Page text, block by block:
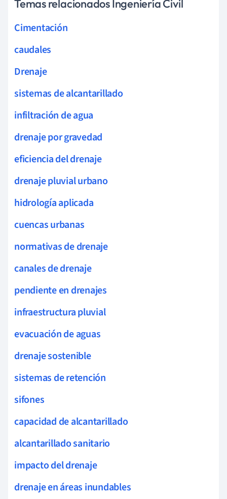
Temas relacionados Ingeniería Civil
Cimentación
caudales
Drenaje
sistemas de alcantarillado
infiltración de agua
drenaje por gravedad
eficiencia del drenaje
drenaje pluvial urbano
hidrología aplicada
cuencas urbanas
normativas de drenaje
canales de drenaje
pendiente en drenajes
infraestructura pluvial
evacuación de aguas
drenaje sostenible
sistemas de retención
sifones
capacidad de alcantarillado
alcantarillado sanitario
impacto del drenaje
drenaje en áreas inundables